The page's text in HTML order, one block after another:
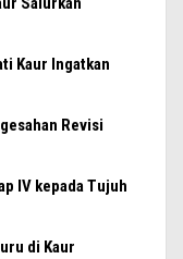
Kaur Ingatkan
Revisi
IV kepada Tujuh
di Kaur